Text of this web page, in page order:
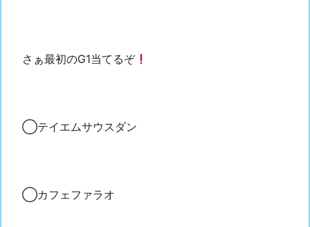
さぁ最初のG1当てるぞ
◯テイエムサウスダン
◯カフェファラオ